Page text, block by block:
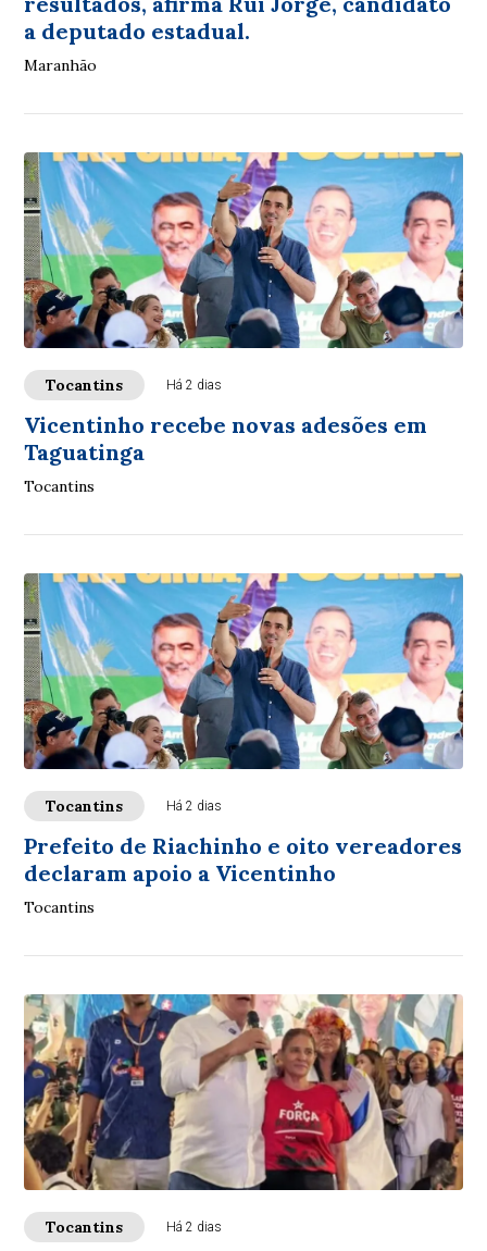
a deputado estadual.
Maranhão
Tocantins Há 2 dias
Vicentinho recebe novas adesões em
Taguatinga
Tocantins
Tocantins Há 2 dias
Prefeito de Riachinho e oito vereadores
declaram apoio a Vicentinho
Tocantins
Tocantins Há 2 dias